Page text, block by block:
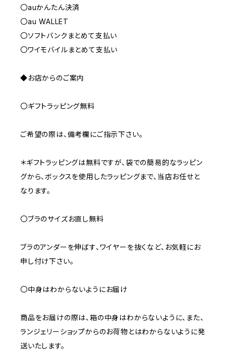
〇auかんたん決済
〇au WALLET
〇ソフトバンクまとめて支払い
〇ワイモバイルまとめて支払い
◆お店からのご案内
〇ギフトラッピング無料
ご希望の際は、備考欄にご指示下さい。
＊ギフトラッピングは無料ですが、袋での簡易的なラッピン
グから、ボックスを使用したラッピングまで、当店お任せと
なります。
〇ブラのサイズお直し無料
ブラのアンダーを伸ばす、ワイヤーを抜くなど、お気軽にお
申し付け下さい。
〇中身はわからないようにお届け
商品をお届けの際は、箱の中身はわからないように、また、
ランジェリーショップからのお荷物とはわからないように発
送いたします。